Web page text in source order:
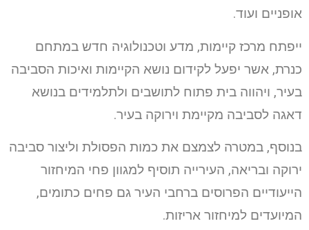
אופניים ועוד.
ייפתח מרכז קיימות, מדע וטכנולוגיה חדש במתחם
כנרת, אשר יפעל לקידום נושא הקיימות ואיכות הסביבה
בעיר, ויהווה בית פתוח לתושבים ולתלמידים בנושא
דאגה לסביבה מקיימת וירוקה בעיר.
בנוסף, במטרה לצמצם את כמות הפסולת וליצור סביבה
ירוקה ובריאה, העירייה תוסיף למגוון פחי המיחזור
הייעודיים הפרוסים ברחבי העיר גם פחים כתומים,
המיועדים למיחזור אריזות.